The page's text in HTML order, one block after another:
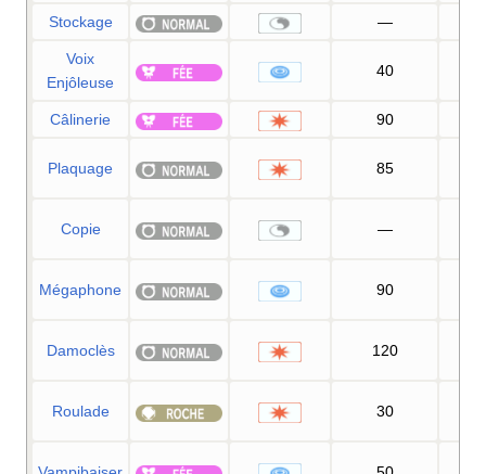
Stockage —
Voix
Enjôleuse
40
Câlinerie 90
Plaquage 85
Copie —
Mégaphone 90
Damoclès 120
Roulade 30